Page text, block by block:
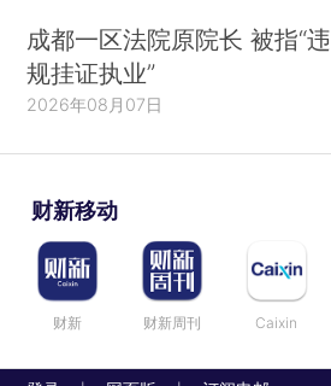
成都一区法院原院长 被指“违
规挂证执业”
2026年08月07日
财新移动
财新 财新周刊 Caixin